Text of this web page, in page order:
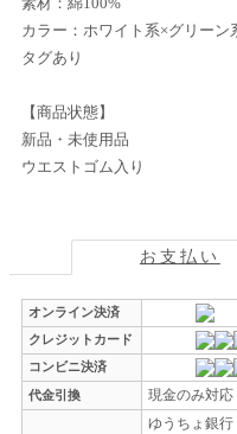
カラー：ホワイト系×グリーン
タグあり
【商品状態】
新品・未使用品
ウエストゴム入り
お支払い
オンライン決済
クレジットカード
コンビニ決済
代金引換
現金のみ対応
ゆうちょ銀